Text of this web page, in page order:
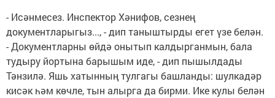
- Исәнмесез. Инспектор Хәнифов, сезнең
документларыгыз..., - дип таныштырды егет үзе белән.
- Документларны өйдә онытып калдырганмын, бала
тудыру йортына барышым иде, - дип пышылдады
Тәнзилә. Яшь хатынның тулгагы башланды: шулкадәр
кисәк һәм көчле, тын алырга да бирми. Ике кулы белән